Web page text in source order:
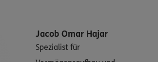
Jacob Omar Hajar
Spezialist für